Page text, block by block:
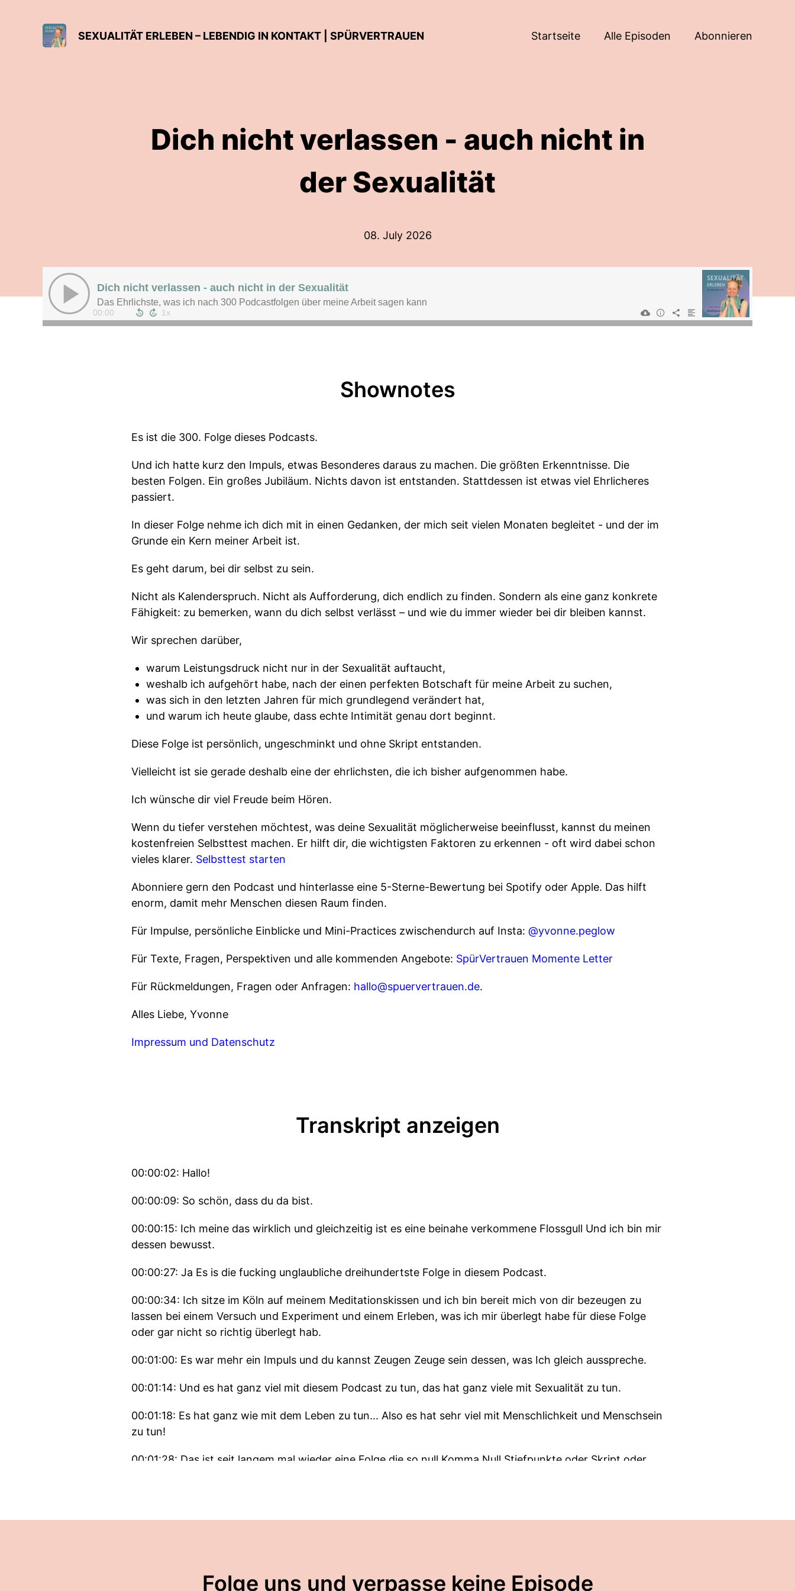
SEXUALITÄT ERLEBEN – LEBENDIG IN KONTAKT | SPÜRVERTRAUEN Startseite Alle Episoden Abonnieren
Dich nicht verlassen - auch nicht in
der Sexualität
08. July 2026
Dich nicht verlassen - auch nicht in der Sexualität
Das Ehrlichste, was ich nach 300 Podcastfolgen über meine Arbeit sagen kann
00:00
Shownotes
Es ist die 300. Folge dieses Podcasts.
Und ich hatte kurz den Impuls, etwas Besonderes daraus zu machen. Die größten Erkenntnisse. Die
besten Folgen. Ein großes Jubiläum. Nichts davon ist entstanden. Stattdessen ist etwas viel Ehrlicheres
passiert.
In dieser Folge nehme ich dich mit in einen Gedanken, der mich seit vielen Monaten begleitet - und der im
Grunde ein Kern meiner Arbeit ist.
Es geht darum, bei dir selbst zu sein.
Nicht als Kalenderspruch. Nicht als Aufforderung, dich endlich zu finden. Sondern als eine ganz konkrete
Fähigkeit: zu bemerken, wann du dich selbst verlässt – und wie du immer wieder bei dir bleiben kannst.
Wir sprechen darüber,
warum Leistungsdruck nicht nur in der Sexualität auftaucht,
weshalb ich aufgehört habe, nach der einen perfekten Botschaft für meine Arbeit zu suchen,
was sich in den letzten Jahren für mich grundlegend verändert hat,
und warum ich heute glaube, dass echte Intimität genau dort beginnt.
Diese Folge ist persönlich, ungeschminkt und ohne Skript entstanden.
Vielleicht ist sie gerade deshalb eine der ehrlichsten, die ich bisher aufgenommen habe.
Ich wünsche dir viel Freude beim Hören.
Wenn du tiefer verstehen möchtest, was deine Sexualität möglicherweise beeinflusst, kannst du meinen
kostenfreien Selbsttest machen. Er hilft dir, die wichtigsten Faktoren zu erkennen - oft wird dabei schon
vieles klarer. Selbsttest starten
Abonniere gern den Podcast und hinterlasse eine 5-Sterne-Bewertung bei Spotify oder Apple. Das hilft
enorm, damit mehr Menschen diesen Raum finden.
Für Impulse, persönliche Einblicke und Mini-Practices zwischendurch auf Insta: @yvonne.peglow
Für Texte, Fragen, Perspektiven und alle kommenden Angebote: SpürVertrauen Momente Letter
Für Rückmeldungen, Fragen oder Anfragen: hallo@spuervertrauen.de.
Alles Liebe, Yvonne
Impressum und Datenschutz
Transkript anzeigen
00:00:02: Hallo!
00:00:09: So schön, dass du da bist.
00:00:15: Ich meine das wirklich und gleichzeitig ist es eine beinahe verkommene Flossgull Und ich bin mir
dessen bewusst.
00:00:27: Ja Es is die fucking unglaubliche dreihundertste Folge in diesem Podcast.
00:00:34: Ich sitze im Köln auf meinem Meditationskissen und ich bin bereit mich von dir bezeugen zu
lassen bei einem Versuch und Experiment und einem Erleben, was ich mir überlegt habe für diese Folge
oder gar nicht so richtig überlegt hab.
00:01:00: Es war mehr ein Impuls und du kannst Zeugen Zeuge sein dessen, was Ich gleich ausspreche.
00:01:14: Und es hat ganz viel mit diesem Podcast zu tun, das hat ganz viele mit Sexualität zu tun.
00:01:18: Es hat ganz wie mit dem Leben zu tun... Also es hat sehr viel mit Menschlichkeit und Menschsein
zu tun!
00:01:28: Das ist seit langem mal wieder eine Folge die so null Komma Null Stiefpunkte oder Skript oder
00:01:51: Und es ist so interessant.
Folge uns und verpasse keine Episode